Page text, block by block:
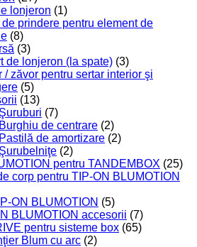
lonjeron (1)
de prindere pentru element de
(8)
(3)
de lonjeron (la spate) (3)
/ zăvor pentru sertar interior şi
(5)
(13)
Şuruburi (7)
Burghiu de centrare (2)
Pastilă de amortizare (2)
Şurubelniţe (2)
pentru TANDEMBOX (25)
corp pentru TIP-ON BLUMOTION
ON BLUMOTION (5)
BLUMOTION accesorii (7)
pentru sisteme box (65)
Blum cu arc (2)